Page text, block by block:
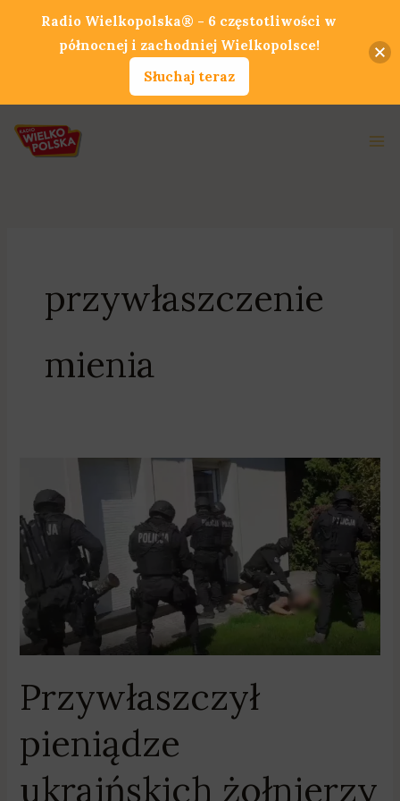
przywłaszczenie
mienia
Przywłaszczył
pieniądze
ukraińskich żołnierzy
Przywłaszczył
pieniądze
ukraińskich
żołnierzy
Radio Wielkopolska® - 6 częstotliwości w
północnej i zachodniej Wielkopolsce!
Słuchaj teraz